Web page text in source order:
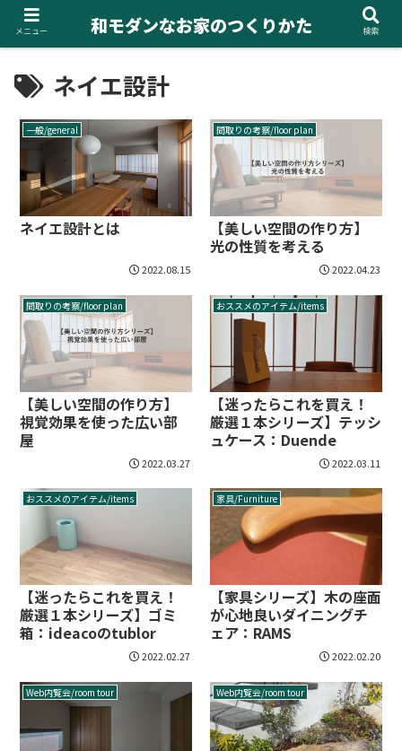
ネイエ設計
一般/general
ネイエ設計とは
2022.08.15
間取りの考察/floor plan
【美しい空間の作り方】
光の性質を考える
2022.04.23
間取りの考察/floor plan
【美しい空間の作り方】
視覚効果を使った広い部
屋
2022.03.27
おススメのアイテム/items
【迷ったらこれを買え！
厳選１本シリーズ】テッシ
ュケース：Duende
2022.03.11
おススメのアイテム/items
【迷ったらこれを買え！
厳選１本シリーズ】ゴミ
箱：ideacoのtublor
2022.02.27
家具/Furniture
【家具シリーズ】木の座面
が心地良いダイニングチ
ェア：RAMS
2022.02.20
Web内覧会/room tour Web内覧会/room tour
メニュー 和モダンなお家のつくりかた 検索